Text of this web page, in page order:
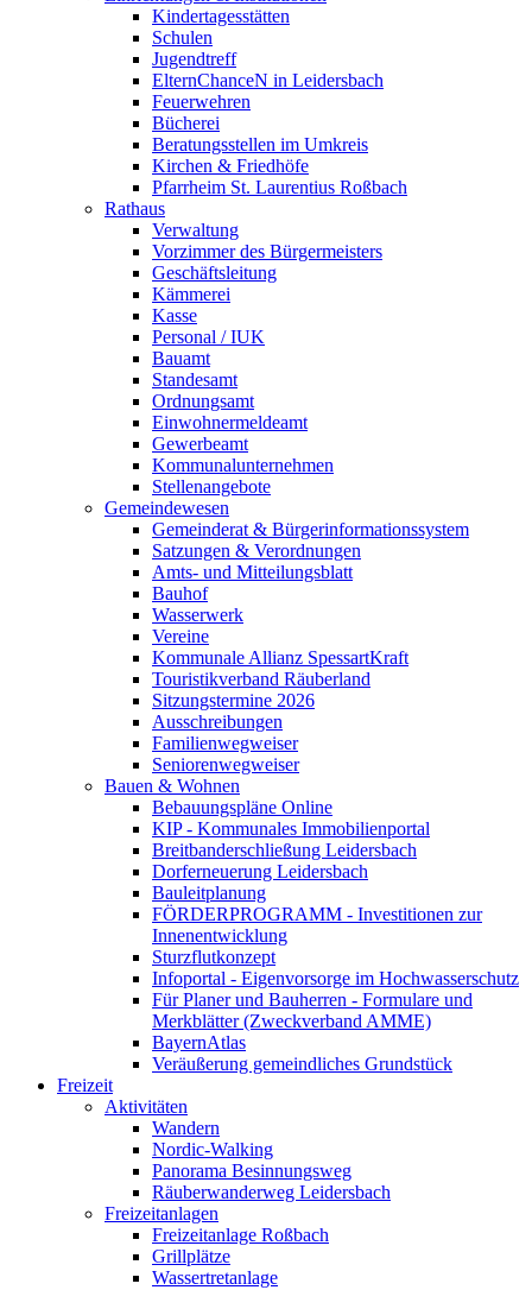
Kindertagesstätten
Schulen
Jugendtreff
ElternChanceN in Leidersbach
Feuerwehren
Bücherei
Beratungsstellen im Umkreis
Kirchen & Friedhöfe
Pfarrheim St. Laurentius Roßbach
Rathaus
Verwaltung
Vorzimmer des Bürgermeisters
Geschäftsleitung
Kämmerei
Kasse
Personal / IUK
Bauamt
Standesamt
Ordnungsamt
Einwohnermeldeamt
Gewerbeamt
Kommunalunternehmen
Stellenangebote
Gemeindewesen
Gemeinderat & Bürgerinformationssystem
Satzungen & Verordnungen
Amts- und Mitteilungsblatt
Bauhof
Wasserwerk
Vereine
Kommunale Allianz SpessartKraft
Touristikverband Räuberland
Sitzungstermine 2026
Ausschreibungen
Familienwegweiser
Seniorenwegweiser
Bauen & Wohnen
Bebauungspläne Online
KIP - Kommunales Immobilienportal
Breitbanderschließung Leidersbach
Dorferneuerung Leidersbach
Bauleitplanung
FÖRDERPROGRAMM - Investitionen zur
Innenentwicklung
Sturzflutkonzept
Infoportal - Eigenvorsorge im Hochwasserschutz
Für Planer und Bauherren - Formulare und
Merkblätter (Zweckverband AMME)
BayernAtlas
Veräußerung gemeindliches Grundstück
Freizeit
Aktivitäten
Wandern
Nordic-Walking
Panorama Besinnungsweg
Räuberwanderweg Leidersbach
Freizeitanlagen
Freizeitanlage Roßbach
Grillplätze
Wassertretanlage